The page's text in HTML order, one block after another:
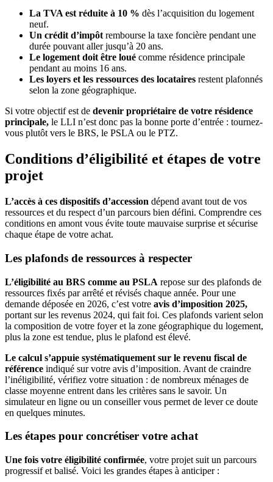
La TVA est réduite à 10 % dès l’acquisition du logement
neuf.
Un crédit d’impôtrembourse la taxe foncière pendant une
durée pouvant aller jusqu’à 20 ans.
Le logement doit être loué comme résidence principale
pendant au moins 16 ans.
Les loyers et les ressources des locataires restent plafonnés
selon la zone géographique.
Si votre objectif est de devenir propriétaire de votre résidence
principale, le LLI n’est donc pas la bonne porte d’entrée : tournez-
vous plutôt vers le BRS, le PSLA ou le PTZ.
Conditions d’éligibilité et étapes de votre
projet
L’accès à ces dispositifs d’accession dépend avant tout de vos
ressources et du respect d’un parcours bien défini. Comprendre ces
conditions en amont vous évite toute mauvaise surprise et sécurise
chaque étape de votre achat.
Les plafonds de ressources à respecter
L’éligibilité au BRS comme au PSLA repose sur des plafonds de
ressources fixés par arrêté et révisés chaque année. Pour une
demande déposée en 2026, c’est votre avis d’imposition 2025,
portant sur les revenus 2024, qui fait foi. Ces plafonds varient selon
la composition de votre foyer et la zone géographique du logement,
plus la zone est tendue, plus le plafond est élevé.
Le calcul s’appuie systématiquement sur le revenu fiscal de
référence indiqué sur votre avis d’imposition. Avant de craindre
l’inéligibilité, vérifiez votre situation : de nombreux ménages de
classe moyenne entrent dans les critères sans le savoir. Un
simulateur en ligne ou un conseiller vous permet de lever ce doute
en quelques minutes.
Les étapes pour concrétiser votre achat
Une fois votre éligibilité confirmée, votre projet suit un parcours
progressif et balisé. Voici les grandes étapes à anticiper :